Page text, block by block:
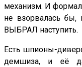
механизм. И
не взорвалась бы,
ВЫБРАЛ наступить.
Есть шпионы-
демшиза, и её